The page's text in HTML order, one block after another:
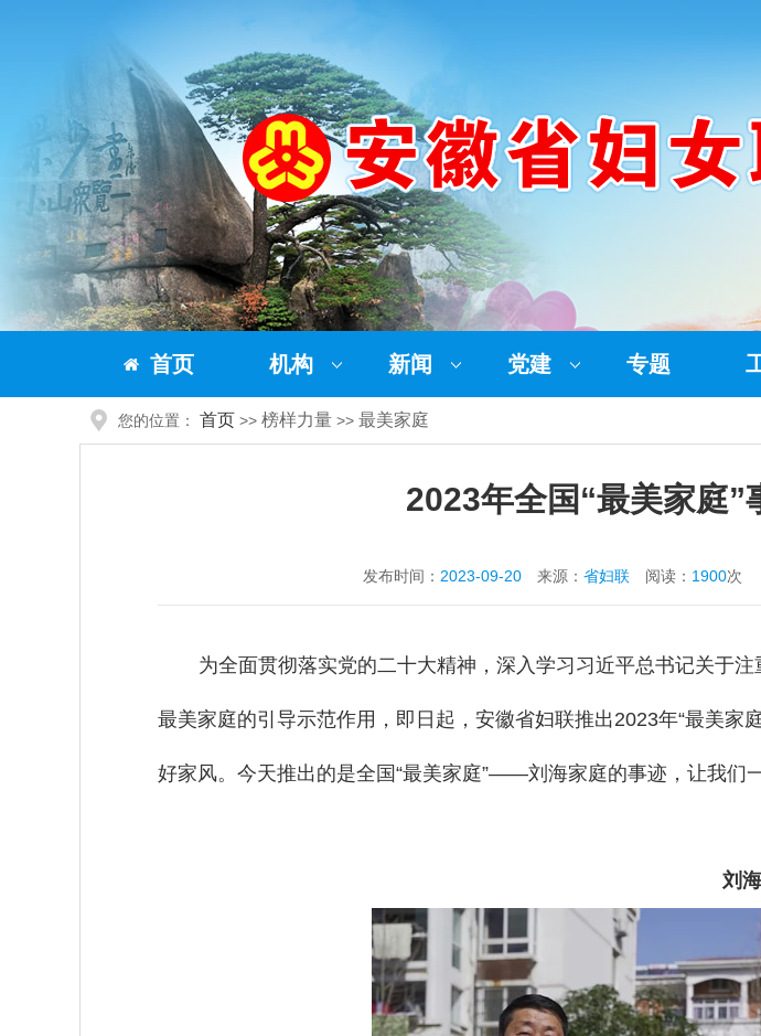
首页 机构 新闻 党建 专题
您的位置： 首页 >> 榜样力量 >> 最美家庭
2023年全国“最美家庭
发布时间： 2023-09-20 来源： 省妇联 阅读： 1900次
为全面贯彻落实党的二十大精神，深入学习习近平总书记关于
最美家庭的引导示范作用，即日起，安徽省妇联推出2023年“最美
好家风。今天推出的是全国“最美家庭”——刘海家庭的事迹，让我们
刘